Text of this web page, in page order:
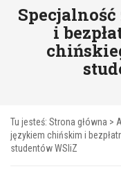
i
Tu jesteś: Strona główna >
językiem chińskim i
studentów WSIiZ